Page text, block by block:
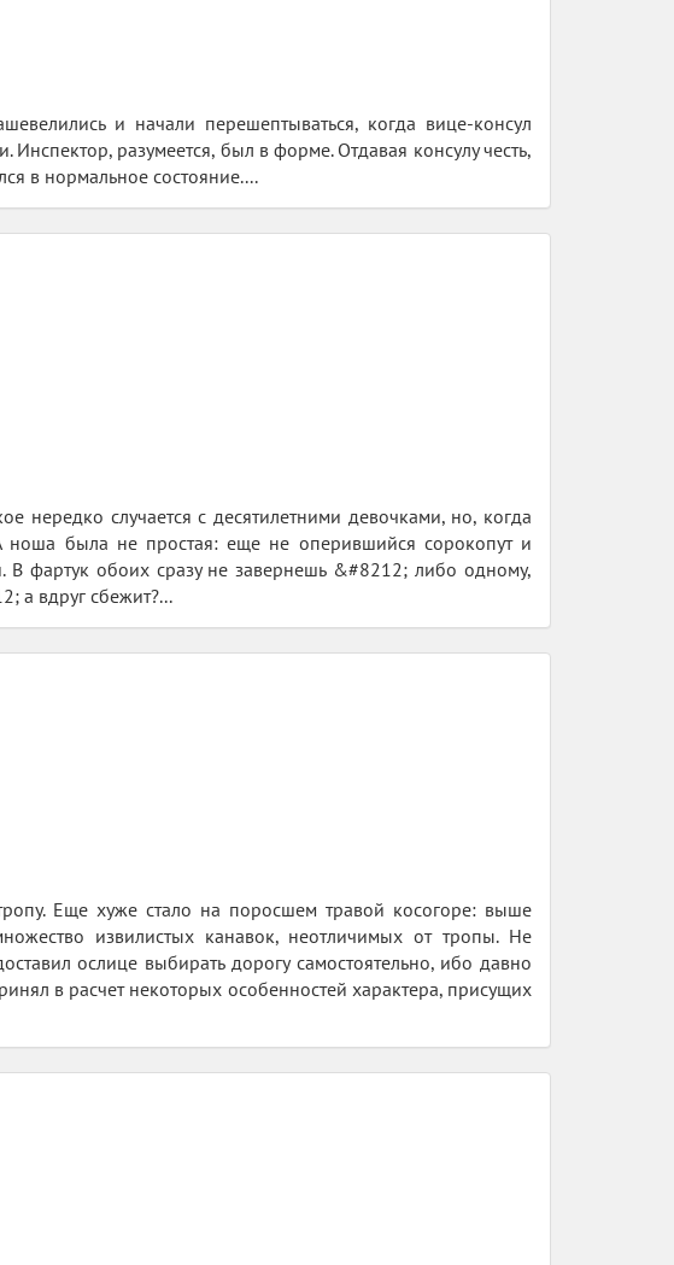
и начали перешептываться, когда вице-консул
разумеется, был в форме. Отдавая консулу честь,
в нормальное состояние....
нередко случается с десятилетними девочками, но, когда
была не простая: еще не оперившийся сорокопут и
фартук обоих сразу не завернешь &#8212; либо одному,
а вдруг сбежит?...
Еще хуже стало на поросшем травой косогоре: выше
извилистых канавок, неотличимых от тропы. Не
ослице выбирать дорогу самостоятельно, ибо давно
в расчет некоторых особенностей характера, присущих